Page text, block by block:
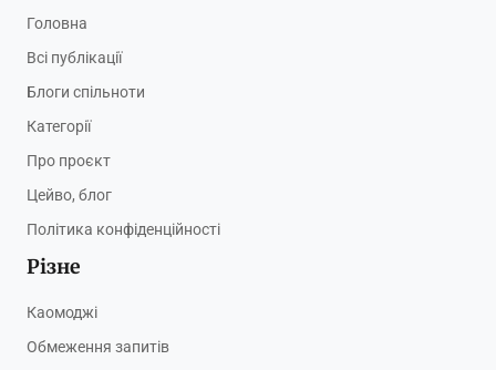
Головна
Всі публікації
Блоги спільноти
Категорії
Про проєкт
Цейво, блог
Політика конфіденційності
Різне
Каомоджі
Обмеження запитів